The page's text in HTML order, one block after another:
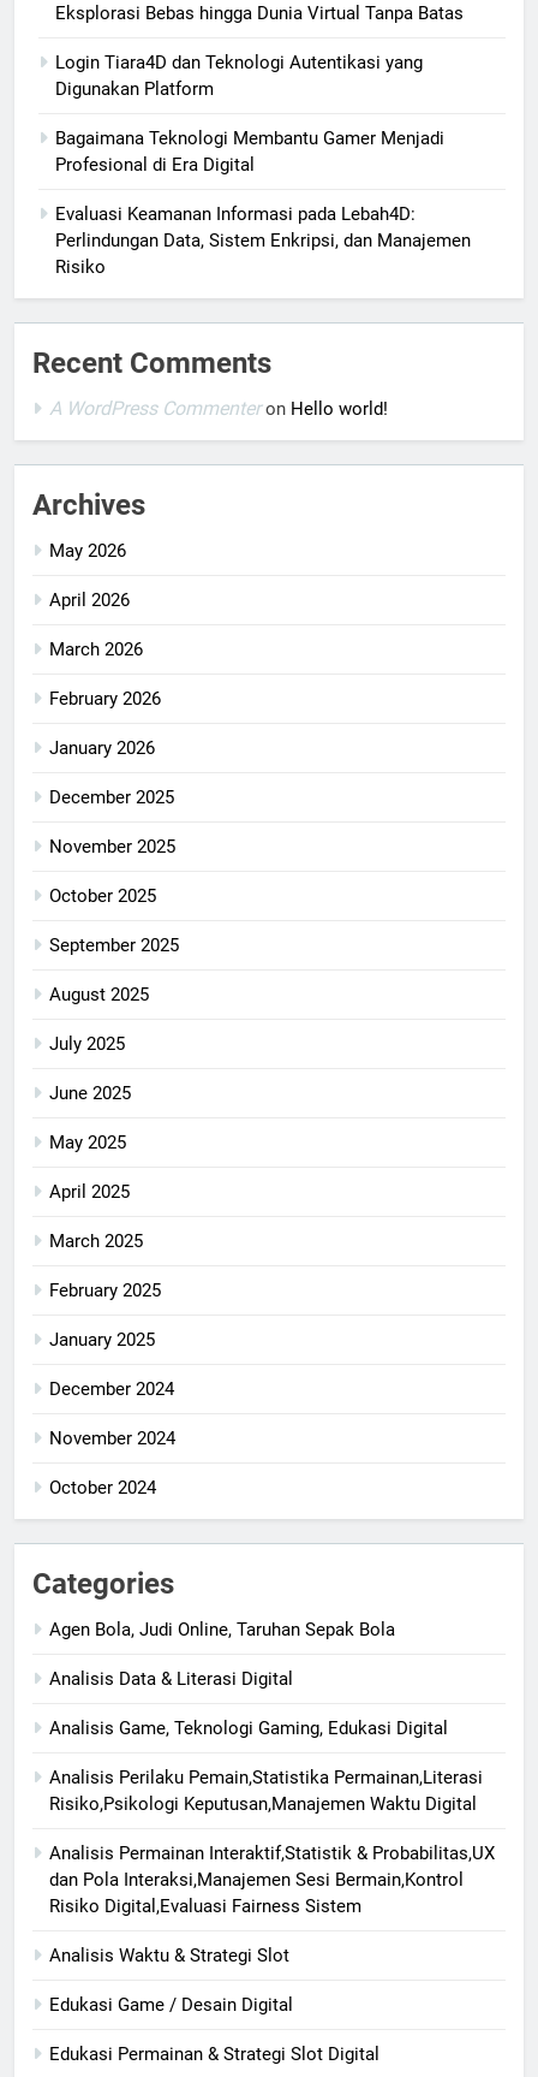
Eksplorasi Bebas hingga Dunia Virtual Tanpa Batas
Login Tiara4D dan Teknologi Autentikasi yang
Digunakan Platform
Bagaimana Teknologi Membantu Gamer Menjadi
Profesional di Era Digital
Evaluasi Keamanan Informasi pada Lebah4D:
Perlindungan Data, Sistem Enkripsi, dan Manajemen
Risiko
Recent Comments
A WordPress Commenteron Hello world!
Archives
May 2026
April 2026
March 2026
February 2026
January 2026
December 2025
November 2025
October 2025
September 2025
August 2025
July 2025
June 2025
May 2025
April 2025
March 2025
February 2025
January 2025
December 2024
November 2024
October 2024
Categories
Agen Bola, Judi Online, Taruhan Sepak Bola
Analisis Data & Literasi Digital
Analisis Game, Teknologi Gaming, Edukasi Digital
Analisis Perilaku Pemain,Statistika Permainan,Literasi
Risiko,Psikologi Keputusan,Manajemen Waktu Digital
Analisis Permainan Interaktif,Statistik & Probabilitas,UX
dan Pola Interaksi,Manajemen Sesi Bermain,Kontrol
Risiko Digital,Evaluasi Fairness Sistem
Analisis Waktu & Strategi Slot
Edukasi Game / Desain Digital
Edukasi Permainan & Strategi Slot Digital